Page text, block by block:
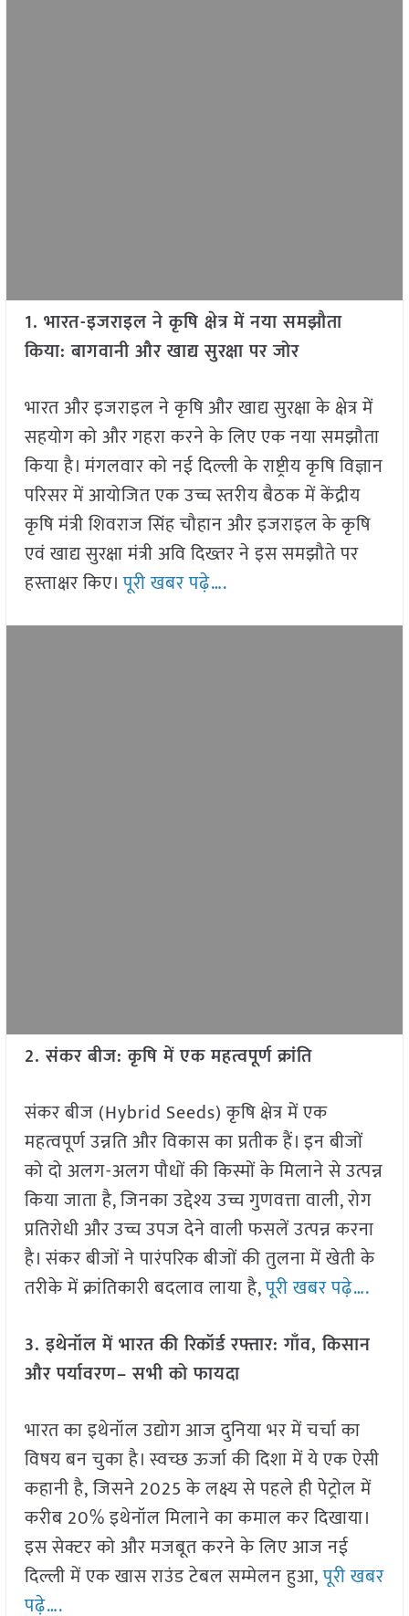
1. भारत-इजराइल ने कृषि क्षेत्र में नया समझौता
किया: बागवानी और खाद्य सुरक्षा पर जोर
भारत और इजराइल ने कृषि और खाद्य सुरक्षा के क्षेत्र में
सहयोग को और गहरा करने के लिए एक नया समझौता
किया है। मंगलवार को नई दिल्ली के राष्ट्रीय कृषि विज्ञान
परिसर में आयोजित एक उच्च स्तरीय बैठक में केंद्रीय
कृषि मंत्री शिवराज सिंह चौहान और इजराइल के कृषि
एवं खाद्य सुरक्षा मंत्री अवि दिख्तर ने इस समझौते पर
हस्ताक्षर किए।पूरी खबर पढ़े….
2. संकर बीज: कृषि में एक महत्वपूर्ण क्रांति
संकर बीज (Hybrid Seeds) कृषि क्षेत्र में एक
महत्वपूर्ण उन्नति और विकास का प्रतीक हैं। इन बीजों
को दो अलग-अलग पौधों की किस्मों के मिलाने से उत्पन्न
किया जाता है, जिनका उद्देश्य उच्च गुणवत्ता वाली, रोग
प्रतिरोधी और उच्च उपज देने वाली फसलें उत्पन्न करना
है। संकर बीजों ने पारंपरिक बीजों की तुलना में खेती के
तरीके में क्रांतिकारी बदलाव लाया है,पूरी खबर पढ़े….
3. इथेनॉल में भारत की रिकॉर्ड रफ्तार: गाँव, किसान
और पर्यावरण– सभी को फायदा
भारत का इथेनॉल उद्योग आज दुनिया भर में चर्चा का
विषय बन चुका है। स्वच्छ ऊर्जा की दिशा में ये एक ऐसी
कहानी है, जिसने 2025 के लक्ष्य से पहले ही पेट्रोल में
करीब 20% इथेनॉल मिलाने का कमाल कर दिखाया।
इस सेक्टर को और मजबूत करने के लिए आज नई
दिल्ली में एक खास राउंड टेबल सम्मेलन हुआ,पूरी खबर
पढ़े….